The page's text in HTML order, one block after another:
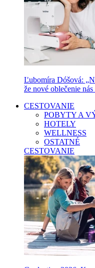
Ľubomíra Dóšová:
že nové oblečenie
CESTOVANIE
POBYTY A
HOTELY
WELLNESS
OSTATNÉ
CESTOVANIE